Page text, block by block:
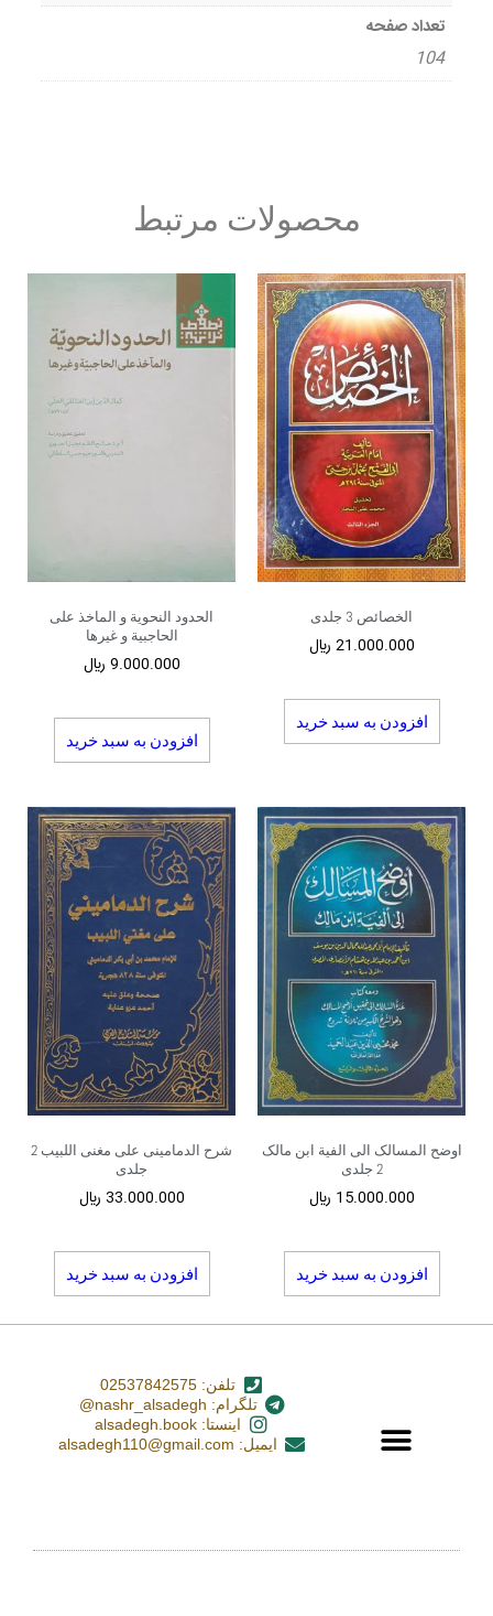
تعداد صفحه
104
محصولات مرتبط
الخصائص 3 جلدی
21.000.000 ﷼
افزودن به سبد خرید
الحدود النحویة و الماخذ علی
الحاجبیة و غیرها
9.000.000 ﷼
افزودن به سبد خرید
اوضح المسالک الی الفیة ابن مالک
2 جلدی
15.000.000 ﷼
افزودن به سبد خرید
شرح الدمامینی علی مغنی اللبیب 2
جلدی
33.000.000 ﷼
افزودن به سبد خرید
تلفن: 02537842575
تلگرام: nashr_alsadegh@
اینستا: alsadegh.book
ایمیل: alsadegh110@gmail.com